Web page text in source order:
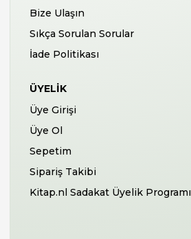
Bize Ulaşın
Sıkça Sorulan Sorular
İade Politikası
ÜYELIK
Üye Girişi
Üye Ol
Sepetim
Sipariş Takibi
Kitap.nl Sadakat Üyelik Programı